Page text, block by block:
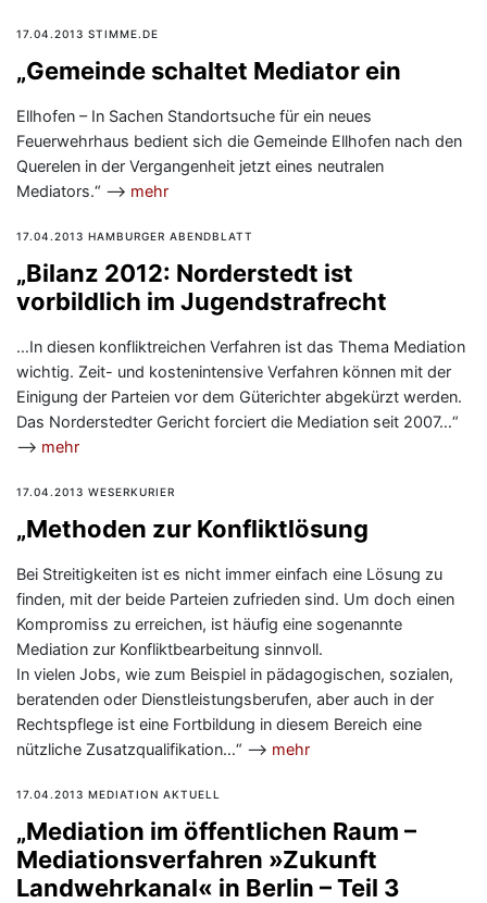
17.04.2013 STIMME.DE
„Gemeinde schaltet Mediator ein
Ellhofen – In Sachen Standortsuche für ein neues
Feuerwehrhaus bedient sich die Gemeinde Ellhofen nach den
Querelen in der Vergangenheit jetzt eines neutralen
Mediators.“ —> mehr
17.04.2013 HAMBURGER ABENDBLATT
„Bilanz 2012: Norderstedt ist
vorbildlich im Jugendstrafrecht
…In diesen konfliktreichen Verfahren ist das Thema Mediation
wichtig. Zeit- und kostenintensive Verfahren können mit der
Einigung der Parteien vor dem Güterichter abgekürzt werden.
Das Norderstedter Gericht forciert die Mediation seit 2007…“
—> mehr
17.04.2013 WESERKURIER
„Methoden zur Konfliktlösung
Bei Streitigkeiten ist es nicht immer einfach eine Lösung zu
finden, mit der beide Parteien zufrieden sind. Um doch einen
Kompromiss zu erreichen, ist häufig eine sogenannte
Mediation zur Konfliktbearbeitung sinnvoll.
In vielen Jobs, wie zum Beispiel in pädagogischen, sozialen,
beratenden oder Dienstleistungsberufen, aber auch in der
Rechtspflege ist eine Fortbildung in diesem Bereich eine
nützliche Zusatzqualifikation…“ —> mehr
17.04.2013 MEDIATION AKTUELL
„Mediation im öffentlichen Raum –
Mediationsverfahren »Zukunft
Landwehrkanal« in Berlin – Teil 3